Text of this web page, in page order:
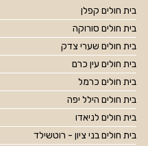
בית חולים קפלן
בית חולים סורוקה
בית חולים שערי צדק
בית חולים עין כרם
בית חולים כרמל
בית חולים הילל יפה
בית חולים לניאדו
בית חולים בני ציון - רוטשילד